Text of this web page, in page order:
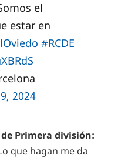
el
estar en
#RCDE
2024
Primera división:
que hagan me da